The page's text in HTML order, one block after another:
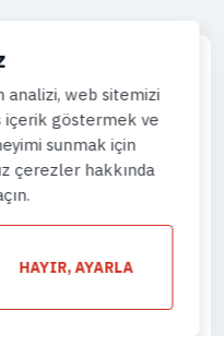
analizi, web sitemizi
göstermek ve
sunmak için
çerezler hakkında
HAYIR, AYARLA